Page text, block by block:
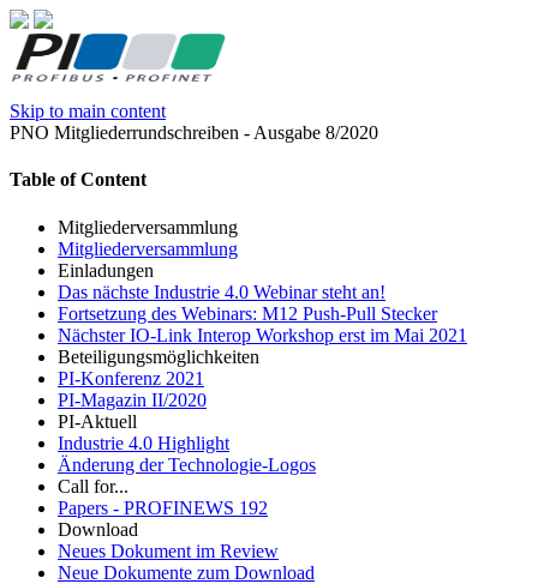
Skip to main content
PNO Mitgliederrundschreiben - Ausgabe 8/2020
Table of Content
Mitgliederversammlung
Mitgliederversammlung
Einladungen
Das nächste Industrie 4.0 Webinar steht an!
Fortsetzung des Webinars: M12 Push-Pull Stecker
Nächster IO-Link Interop Workshop erst im Mai 2021
Beteiligungsmöglichkeiten
PI-Konferenz 2021
PI-Magazin II/2020
PI-Aktuell
Industrie 4.0 Highlight
Änderung der Technologie-Logos
Call for...
Papers - PROFINEWS 192
Download
Neues Dokument im Review
Neue Dokumente zum Download